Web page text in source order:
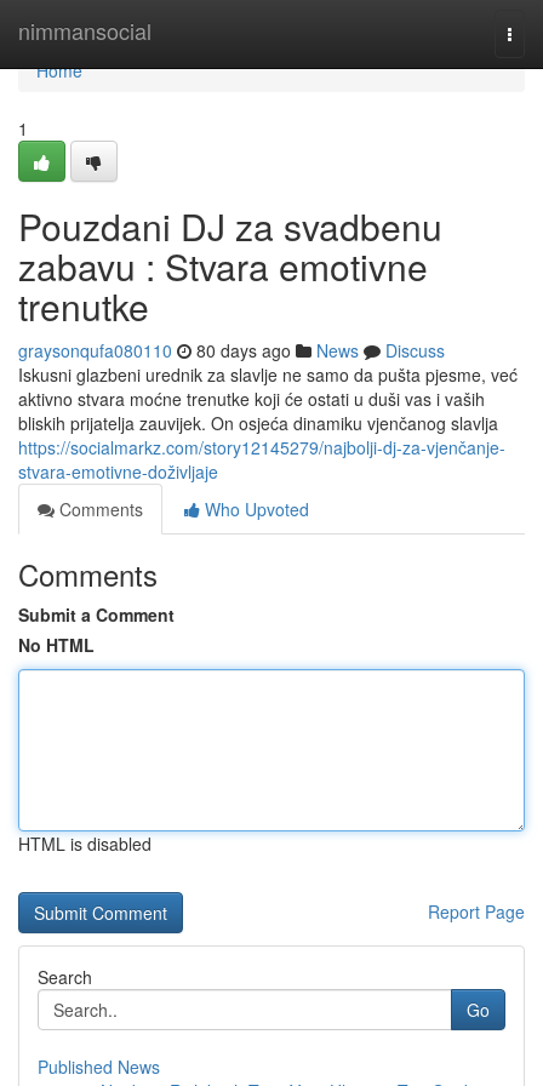
nimmansocial
Home
Home
1
Pouzdani DJ za svadbenu
zabavu : Stvara emotivne
trenutke
graysonqufa080110 80 days ago News
Discuss
Iskusni glazbeni urednik za slavlje ne samo da pušta pjesme, već
aktivno stvara moćne trenutke koji će ostati u duši vas i vaših
bliskih prijatelja zauvijek. On osjeća dinamiku vjenčanog slavlja
https://socialmarkz.com/story12145279/najbolji-dj-za-vjenčanje-
stvara-emotivne-doživljaje
Comments
Who Upvoted
Comments
Submit a Comment
No HTML
HTML is disabled
Report Page
Search
Go
Published News